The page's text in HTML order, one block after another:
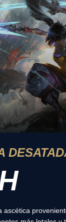
ascética